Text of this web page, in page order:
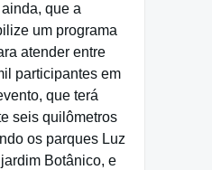
que a
um programa
atender entre
participantes em
que terá
seis quilômetros
os parques Luz
Botânico, e